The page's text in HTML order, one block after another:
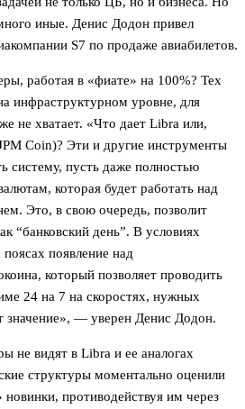
иные. Денис Додон привел
S7 по продаже авиабилетов.
работая в «фиате» на 100%? Тех
инфраструктурном уровне, для
не хватает. «Что дает Libra или,
Coin)? Эти и другие инструменты
систему, пусть даже полностью
которая будет работать над
Это, в свою очередь, позволит
“банковский день”. В условиях
появление над
который позволяет проводить
24 на 7 на скоростях, нужных
значение», — уверен Денис Додон.
не видят в Libra и ее аналогах
структуры моментально оценили
новинки, противодействуя им через